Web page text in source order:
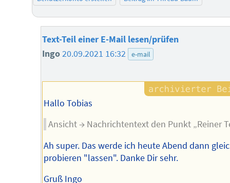
Text-Teil einer E-Mail lesen/prüfen
Ingo20.09.2021 16:32 e-mail
Hallo Tobias
Ansicht → Nachrichtentext den Punkt „Reiner
Ah super. Das werde ich heute Abend dann
probieren "lassen". Danke Dir sehr.
Gruß Ingo